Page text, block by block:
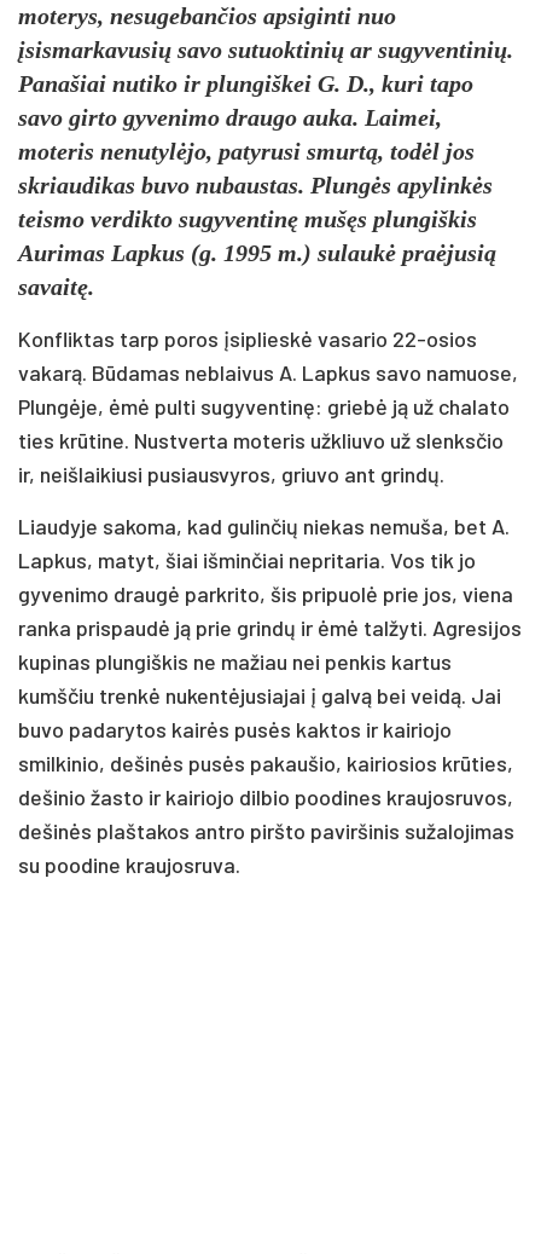
moterys, nesugebančios apsiginti nuo
įsismarkavusių savo sutuoktinių ar sugyventinių.
Panašiai nutiko ir plungiškei G. D., kuri tapo
savo girto gyvenimo draugo auka. Laimei,
moteris nenutylėjo, patyrusi smurtą, todėl jos
skriaudikas buvo nubaustas. Plungės apylinkės
teismo verdikto sugyventinę mušęs plungiškis
Aurimas Lapkus (g. 1995 m.) sulaukė praėjusią
savaitę.
Konfliktas tarp poros įsiplieskė vasario 22-osios
vakarą. Būdamas neblaivus A. Lapkus savo namuose,
Plungėje, ėmė pulti sugyventinę: griebė ją už chalato
ties krūtine. Nustverta moteris užkliuvo už slenksčio
ir, neišlaikiusi pusiausvyros, griuvo ant grindų.
Liaudyje sakoma, kad gulinčių niekas nemuša, bet A.
Lapkus, matyt, šiai išminčiai nepritaria. Vos tik jo
gyvenimo draugė parkrito, šis pripuolė prie jos, viena
ranka prispaudė ją prie grindų ir ėmė talžyti. Agresijos
kupinas plungiškis ne mažiau nei penkis kartus
kumščiu trenkė nukentėjusiajai į galvą bei veidą. Jai
buvo padarytos kairės pusės kaktos ir kairiojo
smilkinio, dešinės pusės pakaušio, kairiosios krūties,
dešinio žasto ir kairiojo dilbio poodines kraujosruvos,
dešinės plaštakos antro piršto paviršinis sužalojimas
su poodine kraujosruva.